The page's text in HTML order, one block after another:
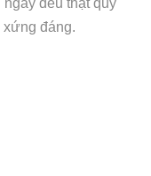
đều thật quý
xứng đáng.